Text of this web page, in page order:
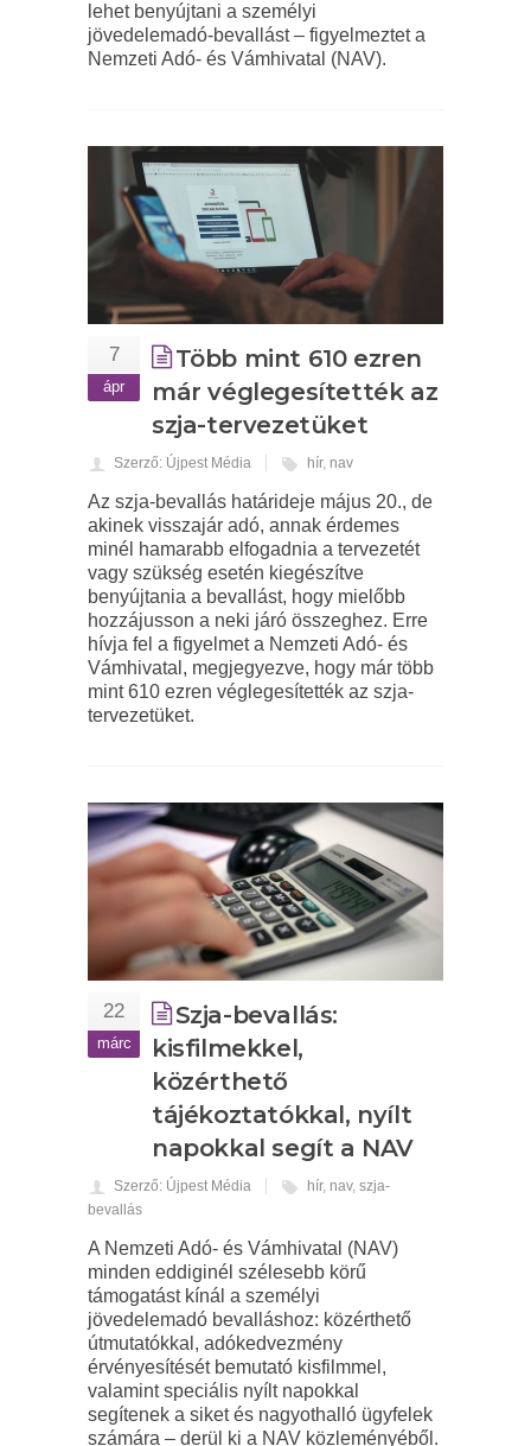
lehet benyújtani a személyi
jövedelemadó-bevallást – figyelmeztet a
Nemzeti Adó- és Vámhivatal (NAV).
7
ápr
Több mint 610 ezren
már véglegesítették az
szja-tervezetüket
Szerző: Újpest Média hír, nav
Az szja-bevallás határideje május 20., de
akinek visszajár adó, annak érdemes
minél hamarabb elfogadnia a tervezetét
vagy szükség esetén kiegészítve
benyújtania a bevallást, hogy mielőbb
hozzájusson a neki járó összeghez. Erre
hívja fel a figyelmet a Nemzeti Adó- és
Vámhivatal, megjegyezve, hogy már több
mint 610 ezren véglegesítették az szja-
tervezetüket.
22
márc
Szja-bevallás:
kisfilmekkel,
közérthető
tájékoztatókkal, nyílt
napokkal segít a NAV
Szerző: Újpest Média hír, nav, szja-
bevallás
A Nemzeti Adó- és Vámhivatal (NAV)
minden eddiginél szélesebb körű
támogatást kínál a személyi
jövedelemadó bevalláshoz: közérthető
útmutatókkal, adókedvezmény
érvényesítését bemutató kisfilmmel,
valamint speciális nyílt napokkal
segítenek a siket és nagyothalló ügyfelek
számára – derül ki a NAV közleményéből.